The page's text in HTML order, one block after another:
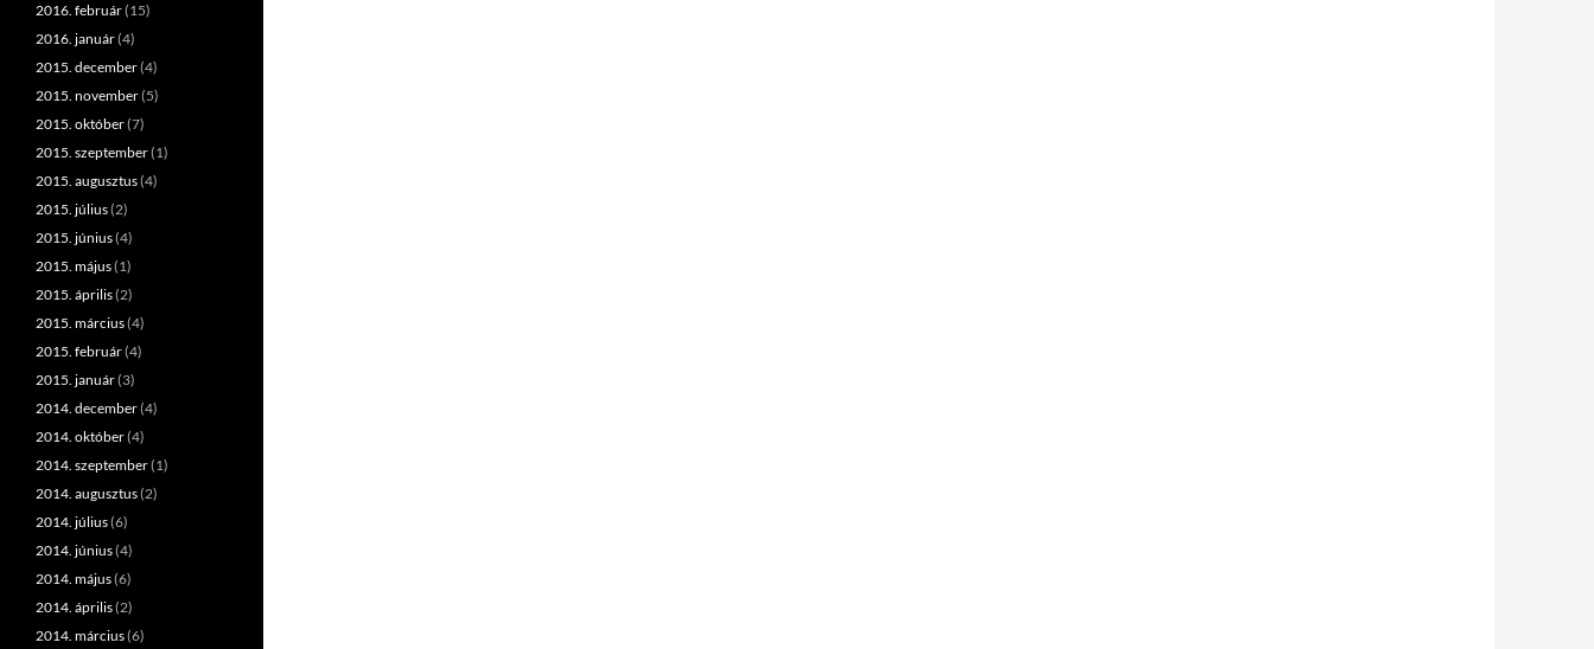
2016. február(15)
2016. január(4)
2015. december(4)
2015. november(5)
2015. október(7)
2015. szeptember(1)
2015. augusztus(4)
2015. július(2)
2015. június(4)
2015. május(1)
2015. április(2)
2015. március(4)
2015. február(4)
2015. január(3)
2014. december(4)
2014. október(4)
2014. szeptember(1)
2014. augusztus(2)
2014. július(6)
2014. június(4)
2014. május(6)
2014. április(2)
2014. március(6)